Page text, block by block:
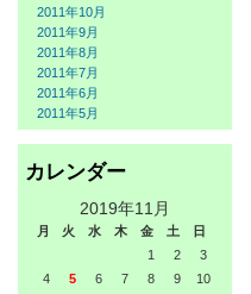
2011年10月
2011年9月
2011年8月
2011年7月
2011年6月
2011年5月
カレンダー
2019年11月
月 火 水 木 金 土
日
1
2
3
4
5 6 7 8 9
10